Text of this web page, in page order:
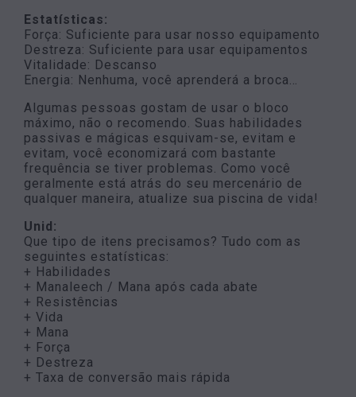
Estatísticas:
Força: Suficiente para usar nosso equipamento
Destreza: Suficiente para usar equipamentos
Vitalidade: Descanso
Energia: Nenhuma, você aprenderá a broca…
Algumas pessoas gostam de usar o bloco
máximo, não o recomendo. Suas habilidades
passivas e mágicas esquivam-se, evitam e
evitam, você economizará com bastante
frequência se tiver problemas. Como você
geralmente está atrás do seu mercenário de
qualquer maneira, atualize sua piscina de vida!
Unid:
Que tipo de itens precisamos? Tudo com as
seguintes estatísticas:
+ Habilidades
+ Manaleech / Mana após cada abate
+ Resistências
+ Vida
+ Mana
+ Força
+ Destreza
+ Taxa de conversão mais rápida